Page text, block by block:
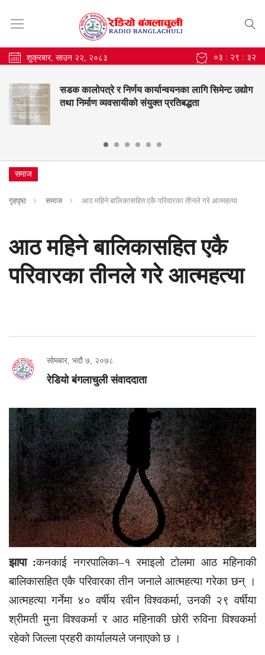
शुक्रबार, साउन २२, २०८३ ०३ : २९ : ३३
सडक कालोपत्रे र निर्णय कार्यान्वयनका लागि सिमेन्ट उद्योग
तथा निर्माण व्यवसायीको संयुक्त प्रतिबद्धता
समाज
गृहपृष्ठ समाज आठ महिने बालिकासहित एकै परिवारका तीनले गरे आत्महत्या
आठ महिने बालिकासहित एकै
परिवारका तीनले गरे आत्महत्या
सोमबार, भदौ ७, २०७८
रेडियो बंगलाचुली संवाददाता
झापा :कनकाई नगरपालिका–१ रमाइलो टोलमा आठ महिनाकी
बालिकासहित एकै परिवारका तीन जनाले आत्महत्या गरेका छन् ।
आत्महत्या गर्नेमा ४० वर्षीय रवीन विश्वकर्मा, उनकी २९ वर्षीया
श्रीमती मुना विश्वकर्मा र आठ महिनाकी छोरी रुविना विश्वकर्मा
रहेको जिल्ला प्रहरी कार्यालयले जनाएको छ ।